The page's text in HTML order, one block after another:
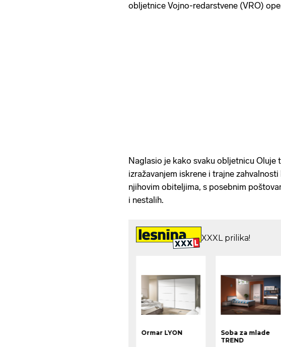
obljetnice Vojno-redarstvene (VRO)
Naglasio je kako svaku obljetnicu Oluje
izražavanjem iskrene i trajne
njihovim obiteljima, s posebnim
i nestalih.